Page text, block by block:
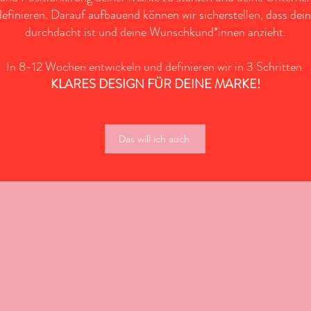
Darauf aufbauend können wir sicherstellen, dass
durchdacht ist und deine Wunschkund*innen anzieht.
In 8-12 Wochen entwickeln und definieren wir in 3 Schritten
KLARES DESIGN FÜR DEINE MARKE!
Das will ich auch